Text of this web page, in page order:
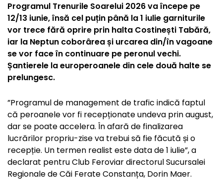
Programul Trenurile Soarelui 2026 va începe pe
12/13 iunie, însă cel puțin până la 1 iulie garniturile
vor trece fără oprire prin halta Costinești Tabără,
iar la Neptun coborârea și urcarea din/în vagoane
se vor face în continuare pe peronul vechi.
Șantierele la europeroanele din cele două halte se
prelungesc.
”Programul de management de trafic indică faptul
că peroanele vor fi recepționate undeva prin august,
dar se poate accelera. În afară de finalizarea
lucrărilor propriu-zise va trebui să fie făcută și o
recepție. Un termen realist este data de 1 iulie”, a
declarat pentru Club Feroviar directorul Sucursalei
Regionale de Căi Ferate Constanța, Dorin Maer.